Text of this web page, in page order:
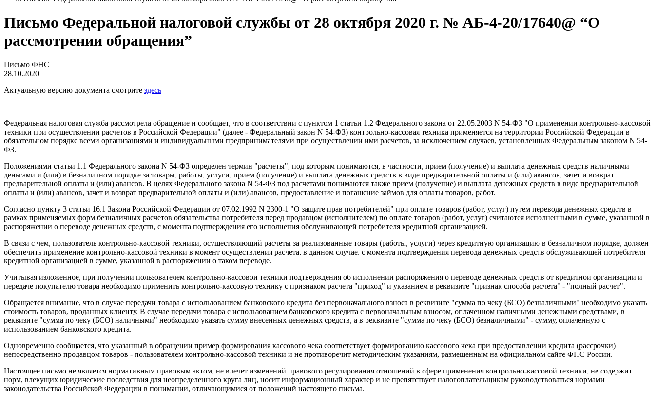
Письмо Федеральной налоговой службы от 28 октября 2020 г. № АБ-4-20/17640@ “О
рассмотрении обращения”
Письмо ФНС
28.10.2020
Актуальную версию документа смотрите здесь
Федеральная налоговая служба рассмотрела обращение и сообщает, что в соответствии с пунктом 1 статьи 1.2 Федерального закона от 22.05.2003 N 54-ФЗ "О применении контрольно-кассовой
техники при осуществлении расчетов в Российской Федерации" (далее - Федеральный закон N 54-ФЗ) контрольно-кассовая техника применяется на территории Российской Федерации в
обязательном порядке всеми организациями и индивидуальными предпринимателями при осуществлении ими расчетов, за исключением случаев, установленных Федеральным законом N 54-
ФЗ.
Положениями статьи 1.1 Федерального закона N 54-ФЗ определен термин "расчеты", под которым понимаются, в частности, прием (получение) и выплата денежных средств наличными
деньгами и (или) в безналичном порядке за товары, работы, услуги, прием (получение) и выплата денежных средств в виде предварительной оплаты и (или) авансов, зачет и возврат
предварительной оплаты и (или) авансов. В целях Федерального закона N 54-ФЗ под расчетами понимаются также прием (получение) и выплата денежных средств в виде предварительной
оплаты и (или) авансов, зачет и возврат предварительной оплаты и (или) авансов, предоставление и погашение займов для оплаты товаров, работ.
Согласно пункту 3 статьи 16.1 Закона Российской Федерации от 07.02.1992 N 2300-1 "О защите прав потребителей" при оплате товаров (работ, услуг) путем перевода денежных средств в
рамках применяемых форм безналичных расчетов обязательства потребителя перед продавцом (исполнителем) по оплате товаров (работ, услуг) считаются исполненными в сумме, указанной в
распоряжении о переводе денежных средств, с момента подтверждения его исполнения обслуживающей потребителя кредитной организацией.
В связи с чем, пользователь контрольно-кассовой техники, осуществляющий расчеты за реализованные товары (работы, услуги) через кредитную организацию в безналичном порядке, должен
обеспечить применение контрольно-кассовой техники в момент осуществления расчета, в данном случае, с момента подтверждения перевода денежных средств обслуживающей потребителя
кредитной организацией в сумме, указанной в распоряжении о таком переводе.
Учитывая изложенное, при получении пользователем контрольно-кассовой техники подтверждения об исполнении распоряжения о переводе денежных средств от кредитной организации и
передаче покупателю товара необходимо применить контрольно-кассовую технику с признаком расчета "приход" и указанием в реквизите "признак способа расчета" - "полный расчет".
Обращается внимание, что в случае передачи товара с использованием банковского кредита без первоначального взноса в реквизите "сумма по чеку (БСО) безналичными" необходимо указать
стоимость товаров, проданных клиенту. В случае передачи товара с использованием банковского кредита с первоначальным взносом, оплаченном наличными денежными средствами, в
реквизите "сумма по чеку (БСО) наличными" необходимо указать сумму внесенных денежных средств, а в реквизите "сумма по чеку (БСО) безналичными" - сумму, оплаченную с
использованием банковского кредита.
Одновременно сообщается, что указанный в обращении пример формирования кассового чека соответствует формированию кассового чека при предоставлении кредита (рассрочки)
непосредственно продавцом товаров - пользователем контрольно-кассовой техники и не противоречит методическим указаниям, размещенным на официальном сайте ФНС России.
Настоящее письмо не является нормативным правовым актом, не влечет изменений правового регулирования отношений в сфере применения контрольно-кассовой техники, не содержит
норм, влекущих юридические последствия для неопределенного круга лиц, носит информационный характер и не препятствует налогоплательщикам руководствоваться нормами
законодательства Российской Федерации в понимании, отличающимися от положений настоящего письма.